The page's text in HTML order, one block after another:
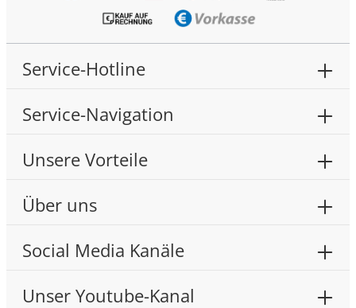
Service-Hotline
Service-Navigation
Unsere Vorteile
Über uns
Social Media Kanäle
Unser Youtube-Kanal